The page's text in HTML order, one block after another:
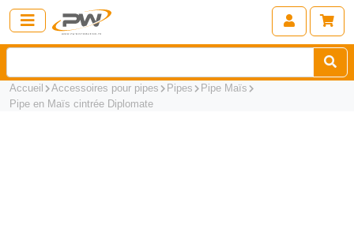
Accueil Accessoires pour pipes Pipes
Pipe Maïs
Pipe en Maïs cintrée Diplomate